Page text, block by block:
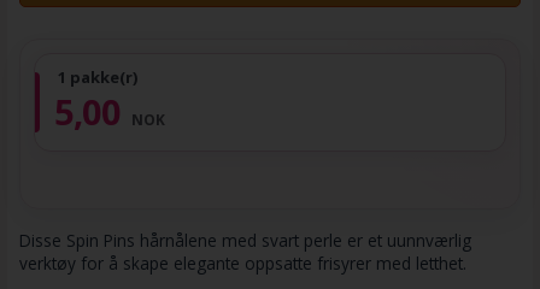
1 pakke(r)
5,00 NOK
Disse Spin Pins hårnålene med svart perle er et uunnværlig
verktøy for å skape elegante oppsatte frisyrer med letthet.